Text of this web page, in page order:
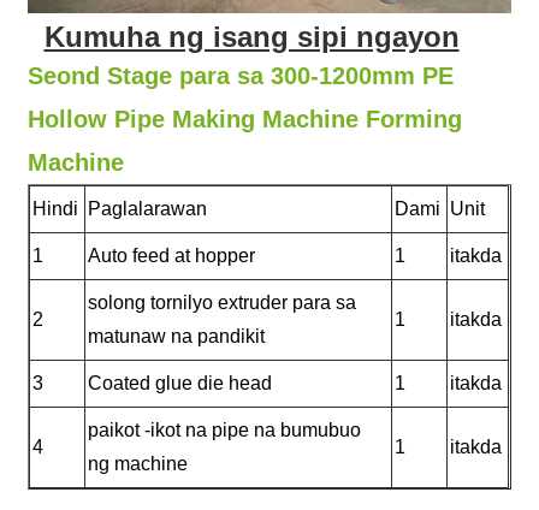
Kumuha ng isang sipi ngayon
Seond Stage para sa 300-1200mm PE
Hollow Pipe Making Machine Forming
Machine
Hindi Paglalarawan Dami Unit
1 Auto feed at hopper 1 itakda
2
solong tornilyo extruder para sa
matunaw na pandikit
1 itakda
3 Coated glue die head 1 itakda
4
paikot -ikot na pipe na bumubuo
ng machine
1 itakda